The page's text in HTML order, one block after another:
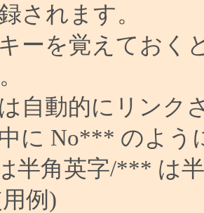
されます。
ーを覚えておく
自動的にリンク
に No*** のよう
半角英字/*** は
例)